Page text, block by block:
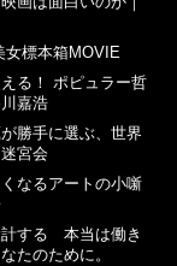
女標本箱MOVIE
る！ ポピュラー哲
嘉浩
勝手に選ぶ、世界
宮会
なるアートの小噺
する 本当は働き
たのために。